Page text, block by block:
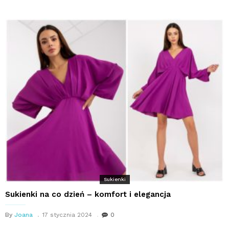
Sukienki
Sukienki na co dzień – komfort i elegancja
By Joana 17 stycznia 2024 0